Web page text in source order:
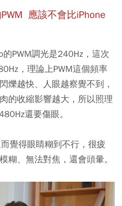
應該不會比iPhone
PWM調光是240Hz，這次
， 理論上PWM這個頻率
爍越快、人眼越察覺不到，
的收縮影響越大，所以照理
還要傷眼。
覺得眼睛糊到不行，很疲
糊、無法對焦，還會頭暈。